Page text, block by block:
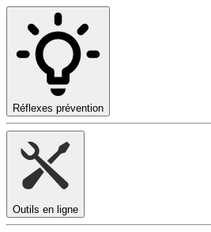
Réflexes prévention
Outils en ligne